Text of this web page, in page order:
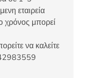
εταιρεία
χρόνος μπορεί
να καλείτε